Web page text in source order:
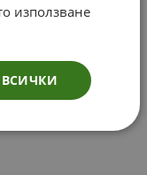
използване